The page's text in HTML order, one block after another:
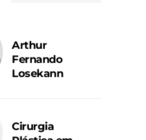
Arthur
Fernando
Losekann
Cirurgia